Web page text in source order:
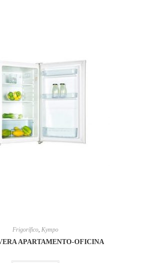
Frigorífico, Kympo
APARTAMENTO-OFICINA